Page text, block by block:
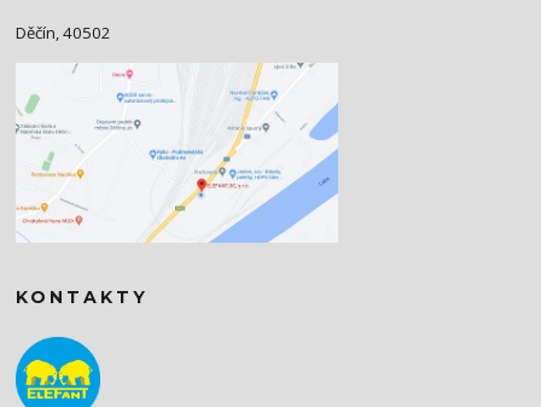
Děčín, 40502
KONTAKTY